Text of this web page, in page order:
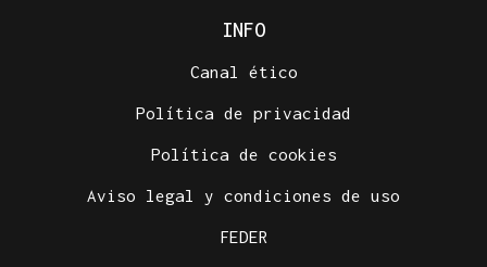
INFO
Canal ético
Política de privacidad
Política de cookies
Aviso legal y condiciones de uso
FEDER